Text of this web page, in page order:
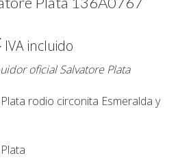
El
precio
actual
es:
59,00€.
IVA incluido
oficial Salvatore Plata
rodio circonita Esmeralda y